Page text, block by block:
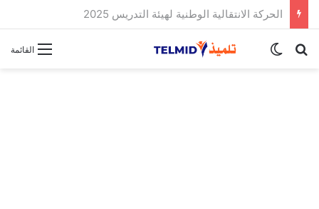
الحركة الانتقالية الوطنية لهيئة التدريس 2025
القائمة بحث عنالوضع المظلم